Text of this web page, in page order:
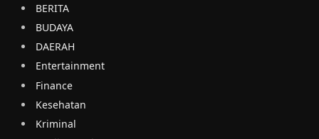
BERITA
BUDAYA
DAERAH
Entertainment
Finance
Kesehatan
Kriminal